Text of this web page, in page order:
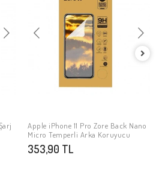
SEPETE EKLE
Apple iPhone 11 Pro Zore Back Nano
Micro Temperli Arka Koruyucu
353,90 TL